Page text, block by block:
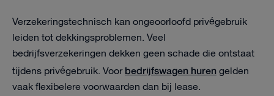
Verzekeringstechnisch kan ongeoorloofd privégebruik
leiden tot dekkingsproblemen. Veel
bedrijfsverzekeringen dekken geen schade die ontstaat
tijdens privégebruik. Voorbedrijfswagen hurengelden
vaak flexibelere voorwaarden dan bij lease.